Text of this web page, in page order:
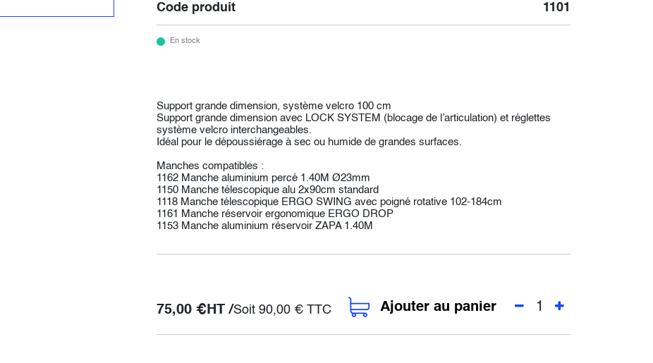
Code produit 1101
En stock
Support grande dimension, système velcro 100 cm
Support grande dimension avec LOCK SYSTEM (blocage de l’articulation) et réglettes
système velcro interchangeables.
Idéal pour le dépoussiérage à sec ou humide de grandes surfaces.
Manches compatibles :
1162 Manche aluminium percé 1.40M Ø23mm
1150 Manche télescopique alu 2x90cm standard
1118 Manche télescopique ERGO SWING avec poigné rotative 102-184cm
1161 Manche réservoir ergonomique ERGO DROP
1153 Manche aluminium réservoir ZAPA 1.40M
75,00€ HT /Soit 90,00€TTC Ajouter au panier